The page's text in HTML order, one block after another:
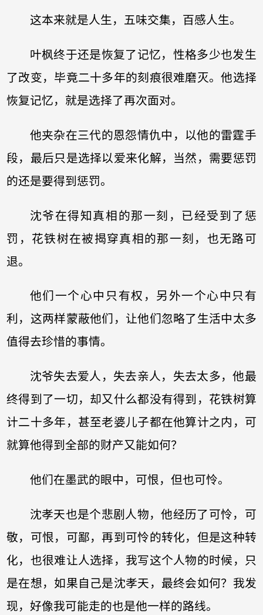
这本来就是人生，五味交集，百感人生。
叶枫终于还是恢复了记忆，性格多少也发生
了改变，毕竟二十多年的刻痕很难磨灭。他选择
恢复记忆，就是选择了再次面对。
他夹杂在三代的恩怨情仇中，以他的雷霆手
段，最后只是选择以爱来化解，当然，需要惩罚
的还是要得到惩罚。
沈爷在得知真相的那一刻，已经受到了惩
罚，花铁树在被揭穿真相的那一刻，也无路可
退。
他们一个心中只有权，另外一个心中只有
利，这两样蒙蔽他们，让他们忽略了生活中太多
值得去珍惜的事情。
沈爷失去爱人，失去亲人，失去太多，他最
终得到了一切，却又什么都没有得到，花铁树算
计二十多年，甚至老婆儿子都在他算计之内，可
就算他得到全部的财产又能如何？
他们在墨武的眼中，可恨，但也可怜。
沈孝天也是个悲剧人物，他经历了可怜，可
敬，可恨，可鄙，再到可怜的转化，但是这种转
化，也很难让人选择，我写这个人物的时候，只
是在想，如果自己是沈孝天，最终会如何？我发
现，好像我可能走的也是他一样的路线。